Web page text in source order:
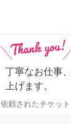
丁寧なお仕事
上げます。
依頼されたチケット